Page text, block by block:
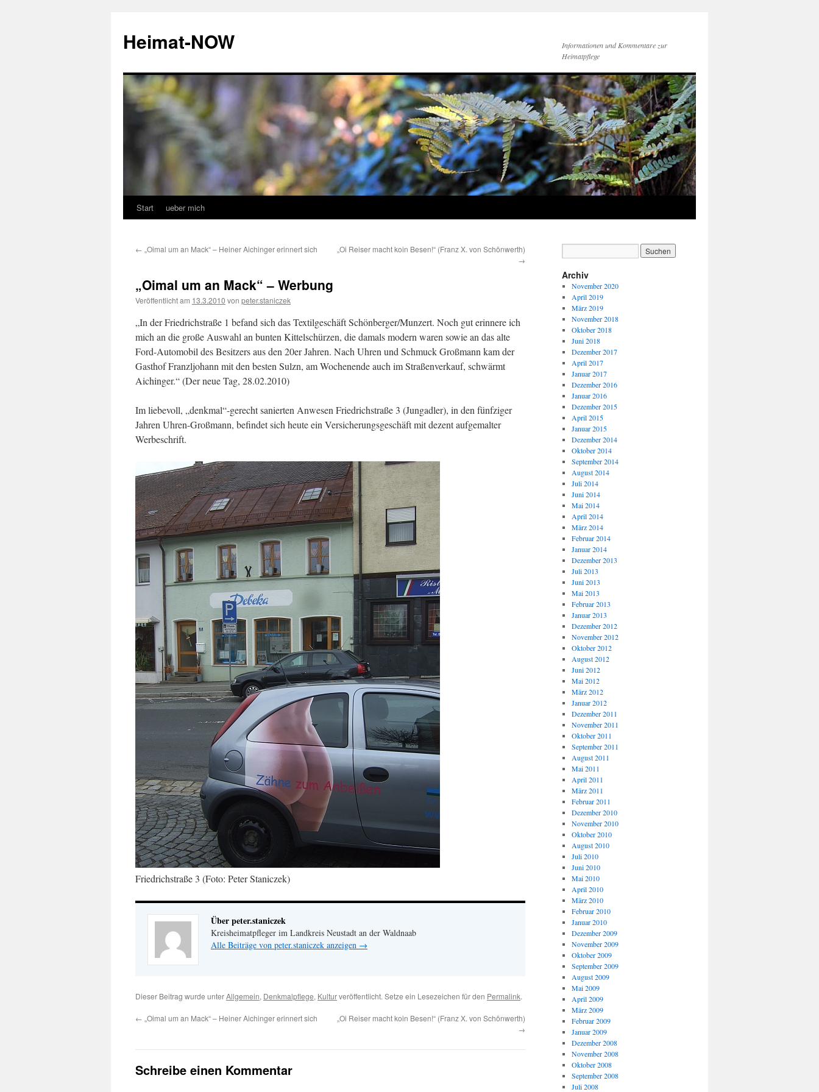
springen
Heimat-NOW
Informationen und Kommentare zur
Heimatpflege
Start ueber mich
← „Oimal um an Mack“ – Heiner Aichinger erinnert sich
„Oi Reiser macht koin Besen!“ (Franz X. von Schönwerth)
→
„Oimal um an Mack“ – Werbung
Veröffentlicht am 13.3.2010 von peter.staniczek
„In der Friedrichstraße 1 befand sich das Textilgeschäft Schönberger/Munzert. Noch gut erinnere ich
mich an die große Auswahl an bunten Kittelschürzen, die damals modern waren sowie an das alte
Ford-Automobil des Besitzers aus den 20er Jahren. Nach Uhren und Schmuck Großmann kam der
Gasthof Franzljohann mit den besten Sulzn, am Wochenende auch im Straßenverkauf, schwärmt
Aichinger.“ (Der neue Tag, 28.02.2010)
Im liebevoll, „denkmal“-gerecht sanierten Anwesen Friedrichstraße 3 (Jungadler), in den fünfziger
Jahren Uhren-Großmann, befindet sich heute ein Versicherungsgeschäft mit dezent aufgemalter
Werbeschrift.
Friedrichstraße 3 (Foto: Peter Staniczek)
Über peter.staniczek
Kreisheimatpfleger im Landkreis Neustadt an der Waldnaab
Alle Beiträge von peter.staniczek anzeigen →
Dieser Beitrag wurde unterAllgemein, Denkmalpflege, Kulturveröffentlicht. Setze ein Lesezeichen für den Permalink.
← „Oimal um an Mack“ – Heiner Aichinger erinnert sich
„Oi Reiser macht koin Besen!“ (Franz X. von Schönwerth)
→
Schreibe einen Kommentar
Archiv
November 2020
April 2019
März 2019
November 2018
Oktober 2018
Juni 2018
Dezember 2017
April 2017
Januar 2017
Dezember 2016
Januar 2016
Dezember 2015
April 2015
Januar 2015
Dezember 2014
Oktober 2014
September 2014
August 2014
Juli 2014
Juni 2014
Mai 2014
April 2014
März 2014
Februar 2014
Januar 2014
Dezember 2013
Juli 2013
Juni 2013
Mai 2013
Februar 2013
Januar 2013
Dezember 2012
November 2012
Oktober 2012
August 2012
Juni 2012
Mai 2012
März 2012
Januar 2012
Dezember 2011
November 2011
Oktober 2011
September 2011
August 2011
Mai 2011
April 2011
März 2011
Februar 2011
Dezember 2010
November 2010
Oktober 2010
August 2010
Juli 2010
Juni 2010
Mai 2010
April 2010
März 2010
Februar 2010
Januar 2010
Dezember 2009
November 2009
Oktober 2009
September 2009
August 2009
Mai 2009
April 2009
März 2009
Februar 2009
Januar 2009
Dezember 2008
November 2008
Oktober 2008
September 2008
Juli 2008